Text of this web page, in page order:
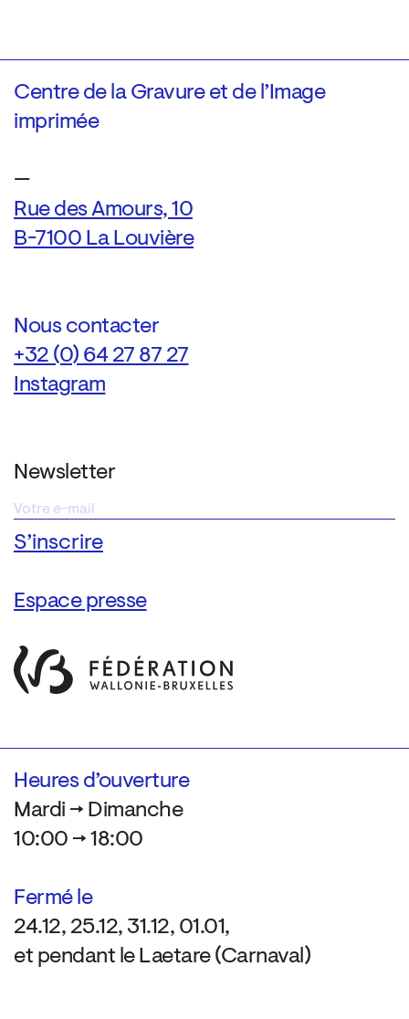
Centre de la Gravure et de l’Image
imprimée
—
Rue des Amours, 10
B-7100 La Louvière
Nous contacter
+32 (0) 64 27 87 27
Instagram
Newsletter
Espace presse
Heures d’ouverture
Mardi → Dimanche
10:00 → 18:00
Fermé le
24.12, 25.12, 31.12, 01.01,
et pendant le Laetare (Carnaval)